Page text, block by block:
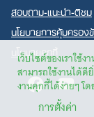
เว็บไซต์ของเราใช้
สามารถใช้งานได้ดี
งานคุกกี้ได้ง่ายๆ โ
การตั้งค่า
สอบถาม-แนะนำ-ติชม
นโยบายการคุ้มครอ
นโยบายคุกกี้
Facebook